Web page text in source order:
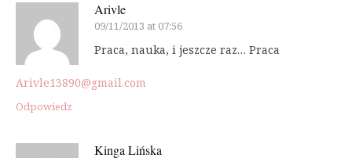
Arivle
09/11/2013 at 07:56
Praca, nauka, i jeszcze raz… Praca
Arivle13890@gmail.com
Odpowiedz
Kinga Lińska